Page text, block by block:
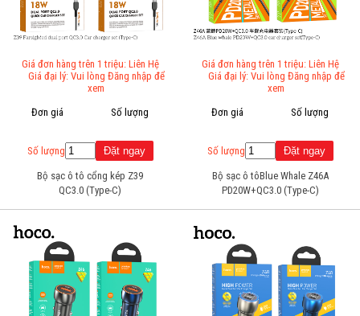
Giá đơn hàng trên 1 triệu: Liên Hệ
Giá đại lý: Vui lòng Đăng nhập để
xem
Đơn giá
Số lượng
Số lượng
Bộ sạc ô tô cổng kép Z39
QC3.0 (Type-C)
Giá đơn hàng trên 1 triệu: Liên Hệ
Giá đại lý: Vui lòng Đăng nhập để
xem
Đơn giá
Số lượng
Số lượng
Bộ sạc ô tôBlue Whale Z46A
PD20W+QC3.0 (Type-C)